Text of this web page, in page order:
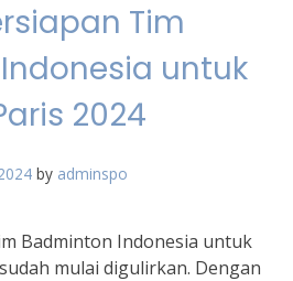
Tim
untuk
2024
by adminspo
Badminton Indonesia untuk
mulai digulirkan. Dengan